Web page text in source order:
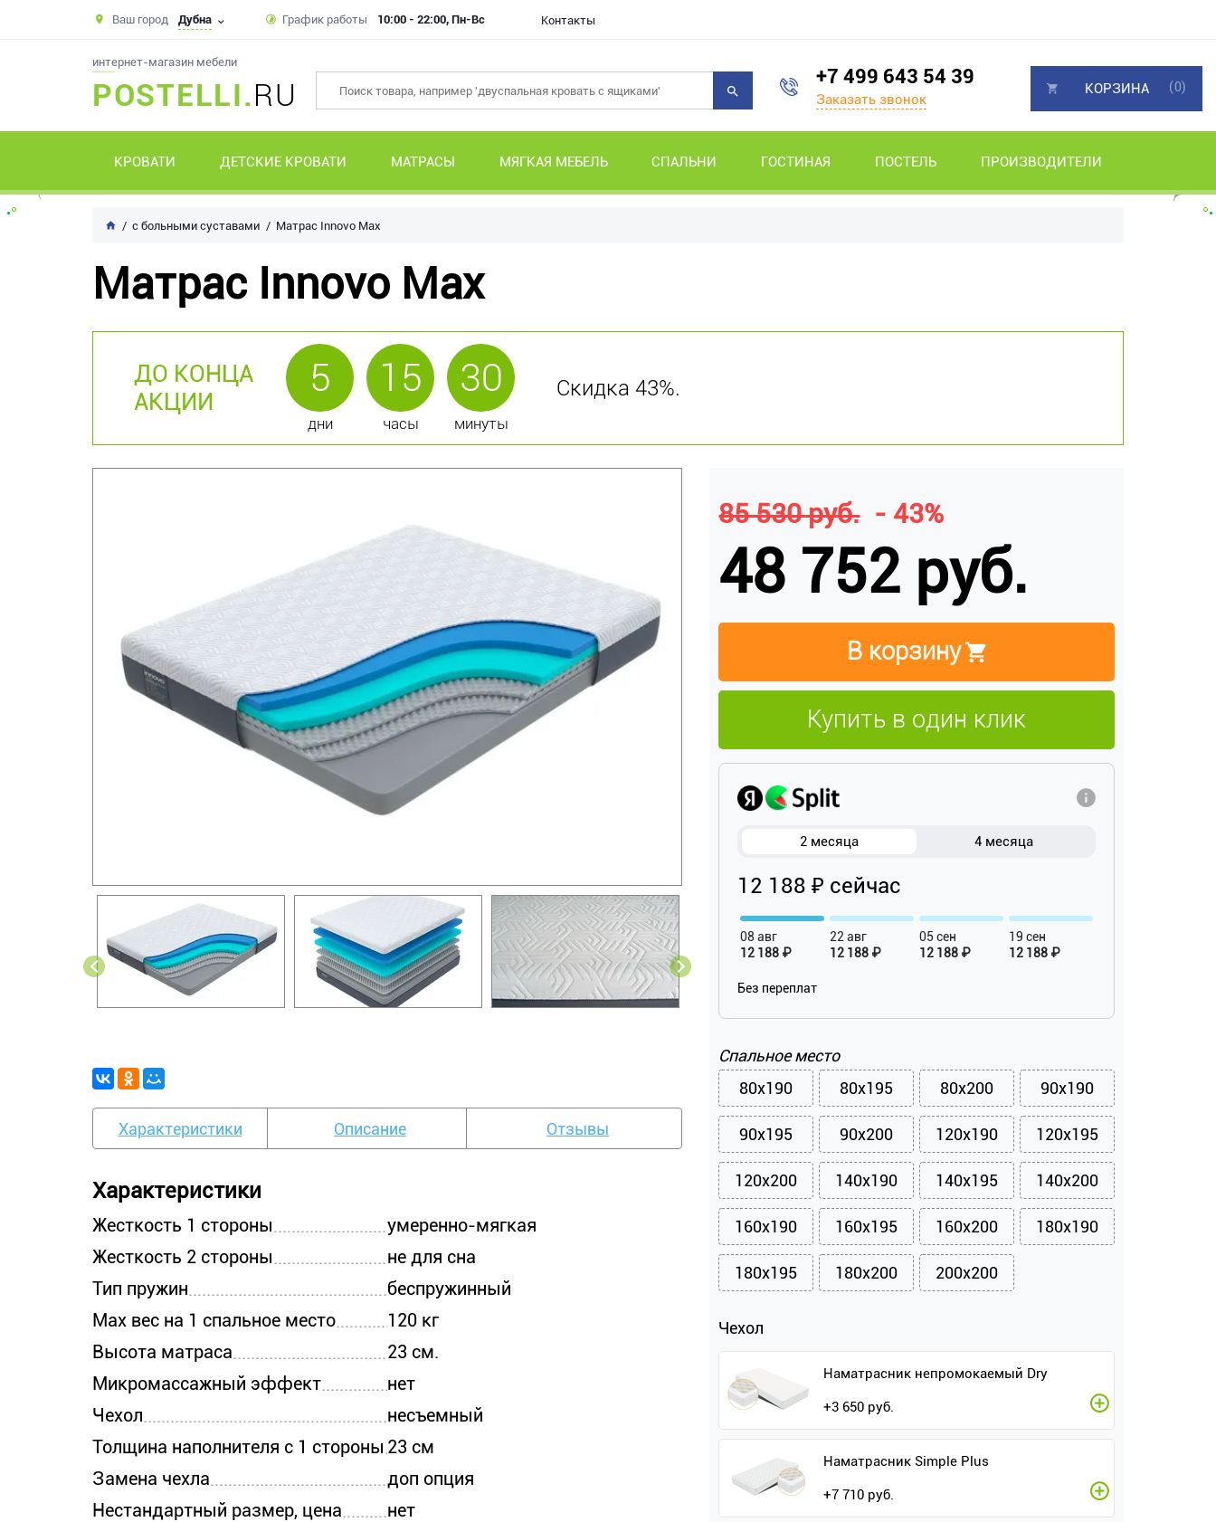
Ваш город Дубна График работы 10:00 - 22:00, Пн-Вс Контакты
интернет-магазин мебели
POSTELLI.RU
+7 499 643 54 39
Заказать звонок
КРОВАТИ ДЕТСКИЕ КРОВАТИ МАТРАСЫ МЯГКАЯ МЕБЕЛЬ СПАЛЬНИ ГОСТИНАЯ ПОСТЕЛЬ ПРОИЗВОДИТЕЛИ
КОРЗИНА (0)
с больными суставами Матрас Innovo Max
Матрас Innovo Max
ДО КОНЦА
АКЦИИ
5
дни
15
часы
30
минуты
Скидка 43%.
Характеристики Описание Отзывы
Характеристики
Жесткость 1 стороны
умеренно-мягкая
Жесткость 2 стороны
не для сна
Тип пружин
беспружинный
Max вес на 1 спальное место
120 кг
Высота матраса
23 см.
Микромассажный эффект
нет
Чехол
несъемный
Толщина наполнителя с 1 стороны 23 см
Замена чехла
доп опция
Нестандартный размер, цена
нет
85 530 руб. - 43%
48 752 руб.
В корзину
Купить в один клик
2 месяца 4 месяца
12 188 ₽ сейчас
08 авг
12 188 ₽
22 авг
12 188 ₽
05 сен
12 188 ₽
19 сен
12 188 ₽
Без переплат
Спальное место
80x190
80x195 80x200 90x190
90x195 90x200 120x190 120x195
120x200 140x190 140x195 140x200
160x190 160x195 160x200 180x190
180x195 180x200 200x200
Чехол
Наматрасник непромокаемый Dry
+3 650 руб.
Наматрасник Simple Plus
+7 710 руб.